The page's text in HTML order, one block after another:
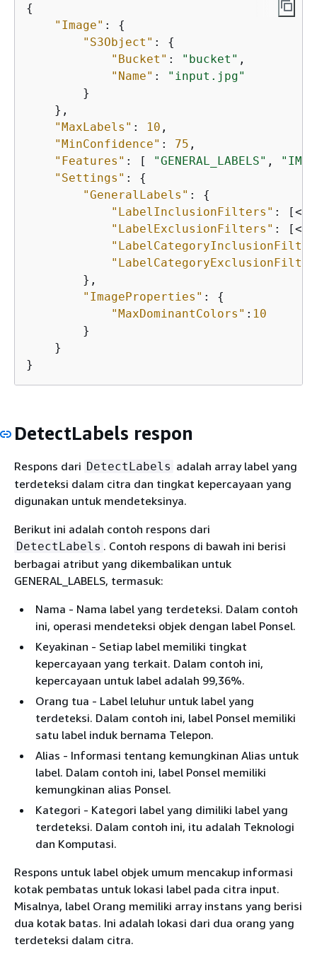
{
"Image" : {
"S3Object" : {
"Bucket" : "bucket" ,
"Name" :
"input.jpg"
        }
    },
"MaxLabels" : 10 ,
"MinConfidence" : 75 ,
"Features" : [ "GENERAL_LABELS" ,
"Settings" : {
"GeneralLabels" : {
"LabelInclusionFilters" :
"LabelExclusionFilters" :
        },
"ImageProperties" : {
"MaxDominantColors" : 10
        }
    }
}
DetectLabels respon
Respons dari DetectLabels adalah array label yang
terdeteksi dalam citra dan tingkat kepercayaan yang
digunakan untuk mendeteksinya.
Berikut ini adalah contoh respons dari
DetectLabels . Contoh respons di bawah ini berisi
berbagai atribut yang dikembalikan untuk
GENERAL_LABELS, termasuk:
Nama - Nama label yang terdeteksi. Dalam contoh
ini, operasi mendeteksi objek dengan label Ponsel.
Keyakinan - Setiap label memiliki tingkat
kepercayaan yang terkait. Dalam contoh ini,
kepercayaan untuk label adalah 99,36%.
Orang tua - Label leluhur untuk label yang
terdeteksi. Dalam contoh ini, label Ponsel memiliki
satu label induk bernama Telepon.
Alias - Informasi tentang kemungkinan Alias untuk
label. Dalam contoh ini, label Ponsel memiliki
kemungkinan alias Ponsel.
Kategori - Kategori label yang dimiliki label yang
terdeteksi. Dalam contoh ini, itu adalah Teknologi
dan Komputasi.
Respons untuk label objek umum mencakup informasi
kotak pembatas untuk lokasi label pada citra input.
Misalnya, label Orang memiliki array instans yang berisi
dua kotak batas. Ini adalah lokasi dari dua orang yang
terdeteksi dalam citra.